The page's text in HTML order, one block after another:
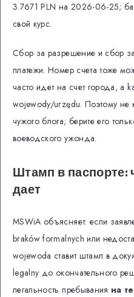
3.7671 PLN на 2026-06-25;
свой курс.
Сбор за разрешение и сбор
платежи. Номер счета тоже
часто идет на счет города, а
wojewody/urzędu. Поэтому не
чужого блога; берите его
воеводского ужонда.
Штамп в паспорте:
дает
MSWiA объясняет: если
braków formalnych или
wojewoda ставит штамп в
legalny до окончательного
легальность пребывания на